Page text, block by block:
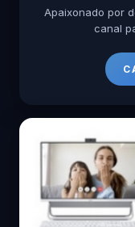
Apaixonado por
canal